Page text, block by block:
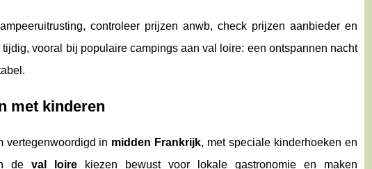
controleer prijzen anwb, check prijzen aanbieder en
vooral bij populaire campings aan val loire: een ontspannen nacht
met kinderen
vertegenwoordigd in midden Frankrijk, met speciale kinderhoeken en
de val loire kiezen bewust voor lokale gastronomie en maken